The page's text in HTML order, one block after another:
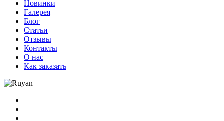
Новинки
Галерея
Блог
Статьи
Отзывы
Контакты
О нас
Как заказать